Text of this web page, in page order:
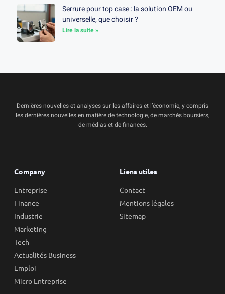
Serrure pour top case : la solution OEM ou
universelle, que choisir ?
Lire la suite »
Dernières nouvelles et analyses sur les affaires et l’économie, y compris
les dernières nouvelles en matière de technologie, de marchés boursiers,
de médias et de finances.
Company
Entreprise
Finance
Industrie
Marketing
Tech
Actualités Business
Emploi
Micro Entreprise
Liens utiles
Contact
Mentions légales
Sitemap